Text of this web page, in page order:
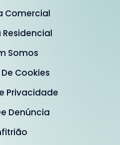
Comercial
Residencial
Somos
Cookies
Privacidade
Denúncia